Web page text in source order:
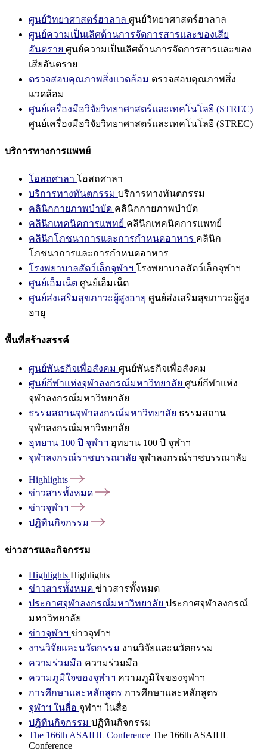
ศูนย์วิทยาศาสตร์ฮาลาล ศูนย์วิทยาศาสตร์ฮาลาล
ศูนย์ความเป็นเลิศด้านการจัดการสารและของเสีย
อันตราย ศูนย์ความเป็นเลิศด้านการจัดการสารและของ
เสียอันตราย
ตรวจสอบคุณภาพสิ่งแวดล้อม ตรวจสอบคุณภาพสิ่ง
แวดล้อม
ศูนย์เครื่องมือวิจัยวิทยาศาสตร์และเทคโนโลยี (STREC)
ศูนย์เครื่องมือวิจัยวิทยาศาสตร์และเทคโนโลยี (STREC)
บริการทางการแพทย์
โอสถศาลา โอสถศาลา
บริการทางทันตกรรม บริการทางทันตกรรม
คลินิกกายภาพบำบัด คลินิกกายภาพบำบัด
คลินิกเทคนิคการแพทย์ คลินิกเทคนิคการแพทย์
คลินิกโภชนาการและการกำหนดอาหาร คลินิก
โภชนาการและการกำหนดอาหาร
โรงพยาบาลสัตว์เล็กจุฬาฯ โรงพยาบาลสัตว์เล็กจุฬาฯ
ศูนย์เอ็มเน็ต ศูนย์เอ็มเน็ต
ศูนย์ส่งเสริมสุขภาวะผู้สูงอายุ ศูนย์ส่งเสริมสุขภาวะผู้สูง
อายุ
พื้นที่สร้างสรรค์
ศูนย์พันธกิจเพื่อสังคม ศูนย์พันธกิจเพื่อสังคม
ศูนย์กีฬาแห่งจุฬาลงกรณ์มหาวิทยาลัย ศูนย์กีฬาแห่ง
จุฬาลงกรณ์มหาวิทยาลัย
ธรรมสถานจุฬาลงกรณ์มหาวิทยาลัย ธรรมสถาน
จุฬาลงกรณ์มหาวิทยาลัย
อุทยาน 100 ปี จุฬาฯ อุทยาน 100 ปี จุฬาฯ
จุฬาลงกรณ์ราชบรรณาลัย จุฬาลงกรณ์ราชบรรณาลัย
Highlights
ข่าวสารทั้งหมด
ข่าวจุฬาฯ
ปฏิทินกิจกรรม
ข่าวสารและกิจกรรม
Highlights Highlights
ข่าวสารทั้งหมด ข่าวสารทั้งหมด
ประกาศจุฬาลงกรณ์มหาวิทยาลัย ประกาศจุฬาลงกรณ์
มหาวิทยาลัย
ข่าวจุฬาฯ ข่าวจุฬาฯ
งานวิจัยและนวัตกรรม งานวิจัยและนวัตกรรม
ความร่วมมือ ความร่วมมือ
ความภูมิใจของจุฬาฯ ความภูมิใจของจุฬาฯ
การศึกษาและหลักสูตร การศึกษาและหลักสูตร
จุฬาฯ ในสื่อ จุฬาฯ ในสื่อ
ปฏิทินกิจกรรม ปฏิทินกิจกรรม
The 166th ASAIHL Conference The 166th ASAIHL
Conference